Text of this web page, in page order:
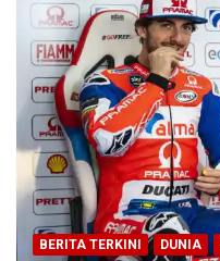
BERITA TERKINI DUNIA